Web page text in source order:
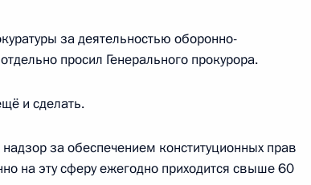
Вероникой
4
за деятельностью оборонно-
просил Генерального прокурора.
и сделать.
за обеспечением конституционных прав
на эту сферу ежегодно приходится свыше 60